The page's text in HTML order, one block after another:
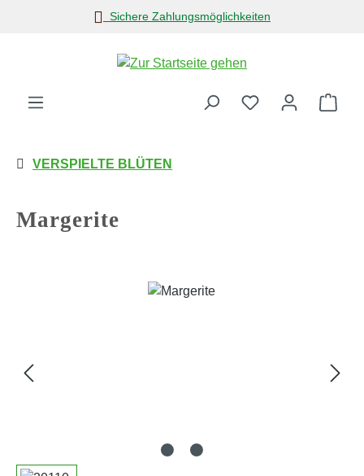
Zum Hauptinhalt springenSichere Zahlungsmöglichkeiten
VERSPIELTE BLÜTEN
Margerite
Bildergalerie überspringen